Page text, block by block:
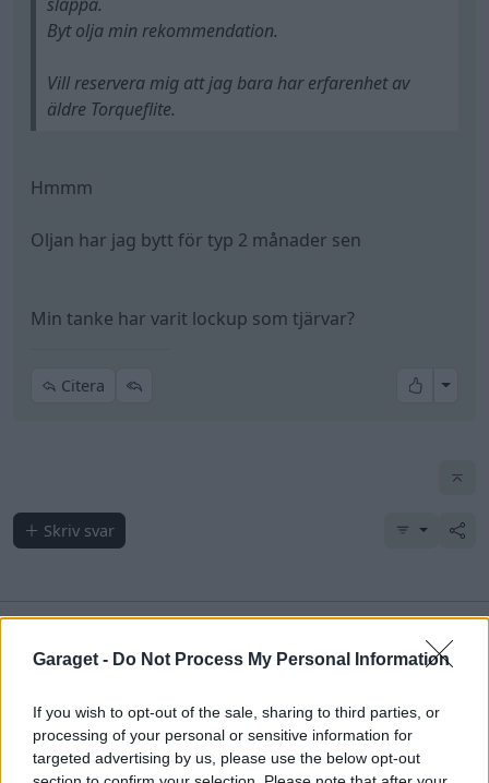
Garaget - Do Not Process My Personal Information
If you wish to opt-out of the sale, sharing to third parties, or
processing of your personal or sensitive information for
targeted advertising by us, please use the below opt-out
Byt olja min rekommendation.
Vill reservera mig att jag bara har erfarenhet av
äldre Torqueflite.
Hmmm
Oljan har jag bytt för typ 2 månader sen
Min tanke har varit lockup som tjärvar?
Citera All
Skriv svar
Senaste foruminläggen
tiden på tändning.
Senaste inlägget avKlevaRaggarn för 5 timmar sedan
Generell felsökning